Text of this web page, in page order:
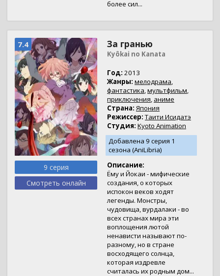
более сил...
7.4
9 серия
Смотреть онлайн
За гранью
Kyôkai no Kanata
Год: 2013
Жанры: мелодрама,
фантастика,мультфильм,
приключения, аниме
Страна: Япония
Режиссер: Таити Исидатэ
Студия: Kyoto Animation
Добавлена 9 серия 1
сезона (AniLibria)
Описание:
Ёму и Йокаи - мифические
создания, о которых
испокон веков ходят
легенды. Монстры,
чудовища, вурдалаки - во
всех странах мира эти
воплощения лютой
ненависти называют по-
разному, но в стране
восходящего солнца,
которая издревле
считалась их родным дом...